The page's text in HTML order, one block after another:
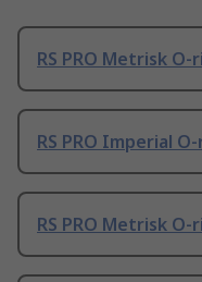
RS PRO Metrisk
RS PRO Imperial
RS PRO Metrisk